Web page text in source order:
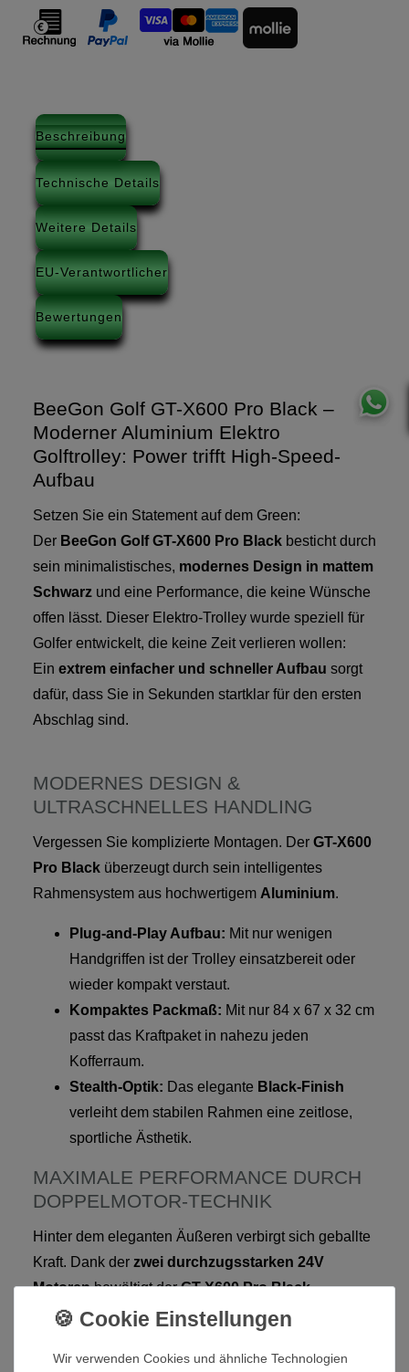
Beschreibung
Technische Details
Weitere Details
EU-Verantwortlicher
Bewertungen
BeeGon Golf GT-X600 Pro Black –
Moderner Aluminium Elektro
Golftrolley: Power trifft High-Speed-
Aufbau
Setzen Sie ein Statement auf dem Green:
Der BeeGon Golf GT-X600 Pro Black besticht durch
sein minimalistisches, modernes Design in mattem
Schwarz und eine Performance, die keine Wünsche
offen lässt. Dieser Elektro-Trolley wurde speziell für
Golfer entwickelt, die keine Zeit verlieren wollen:
Ein extrem einfacher und schneller Aufbau sorgt
dafür, dass Sie in Sekunden startklar für den ersten
Abschlag sind.
MODERNES DESIGN &
ULTRASCHNELLES HANDLING
Vergessen Sie komplizierte Montagen. Der GT-X600
Pro Black überzeugt durch sein intelligentes
Rahmensystem aus hochwertigem Aluminium.
Plug-and-Play Aufbau: Mit nur wenigen
Handgriffen ist der Trolley einsatzbereit oder
wieder kompakt verstaut.
Kompaktes Packmaß: Mit nur 84 x 67 x 32 cm
passt das Kraftpaket in nahezu jeden
Kofferraum.
Stealth-Optik: Das elegante Black-Finish
verleiht dem stabilen Rahmen eine zeitlose,
sportliche Ästhetik.
MAXIMALE PERFORMANCE DURCH
DOPPELMOTOR-TECHNIK
Hinter dem eleganten Äußeren verbirgt sich geballte
Kraft. Dank der zwei durchzugsstarken 24V
Motorenbewältigt derGT-X600 Pro Black
Steigungen von bis zu18 %souverän. Der
dabei eine Laufleistung von bis zu 20 km– genug
Wir verwenden Cookies und ähnliche Technologien